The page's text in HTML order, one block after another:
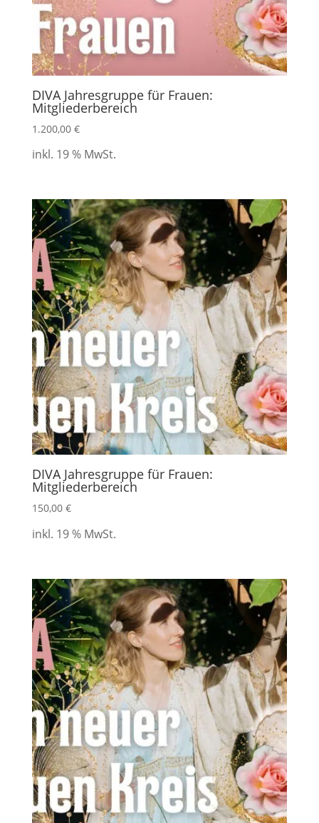
DIVA Jahresgruppe für Frauen:
Mitgliederbereich
1.200,00 €
inkl. 19 % MwSt.
DIVA Jahresgruppe für Frauen:
Mitgliederbereich
150,00 €
inkl. 19 % MwSt.